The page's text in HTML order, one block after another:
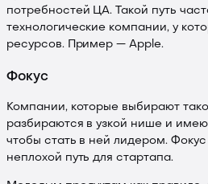
потребностей ЦА. Такой путь
технологические компании, у
ресурсов. Пример — Apple.
Фокус
Компании, которые выбирают
разбираются в узкой нише и
чтобы стать в ней лидером.
неплохой путь для стартапа.